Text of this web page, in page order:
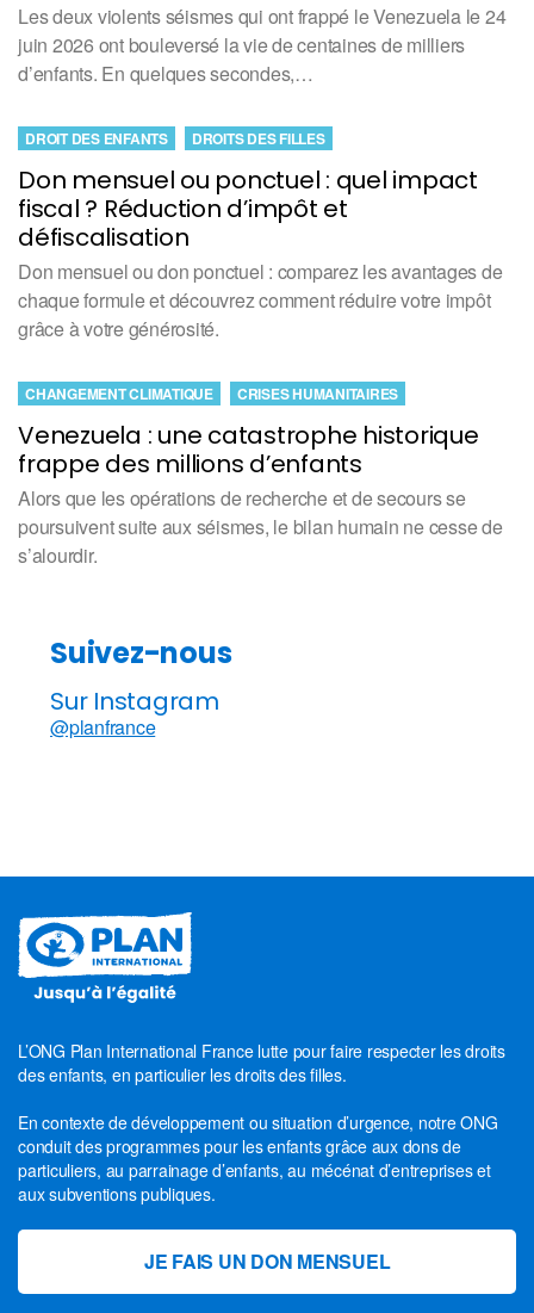
Les deux violents séismes qui ont frappé le Venezuela le 24
juin 2026 ont bouleversé la vie de centaines de milliers
d’enfants. En quelques secondes,…
Don mensuel ou ponctuel : quel impact
fiscal ? Réduction d’impôt et
défiscalisation
DROIT DES ENFANTS DROITS DES FILLES
Don mensuel ou don ponctuel : comparez les avantages de
chaque formule et découvrez comment réduire votre impôt
grâce à votre générosité.
Venezuela : une catastrophe historique
frappe des millions d’enfants
CHANGEMENT CLIMATIQUE CRISES HUMANITAIRES
Alors que les opérations de recherche et de secours se
poursuivent suite aux séismes, le bilan humain ne cesse de
s’alourdir.
Suivez-nous
Sur Instagram
@planfrance
L’ONG Plan International France lutte pour faire respecter les droits
des enfants, en particulier les droits des filles.
En contexte de développement ou situation d’urgence, notre ONG
conduit des programmes pour les enfants grâce aux dons de
particuliers, au parrainage d’enfants, au mécénat d’entreprises et
aux subventions publiques.
JE FAIS UN DON MENSUEL